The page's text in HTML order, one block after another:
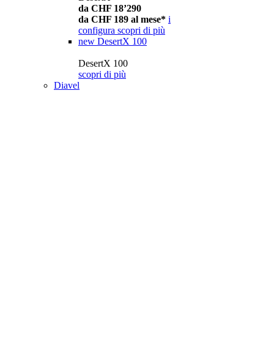
da CHF 18’290
da CHF 189 al mese* i
configura scopri di più
new DesertX 100
DesertX 100
scopri di più
Diavel